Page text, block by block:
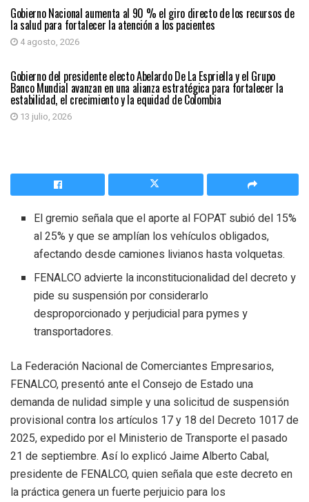
Gobierno Nacional aumenta al 90 % el giro directo de los recursos de
la salud para fortalecer la atención a los pacientes
4 agosto, 2026
PAÍS
Gobierno del presidente electo Abelardo De La Espriella y el Grupo
Banco Mundial avanzan en una alianza estratégica para fortalecer la
estabilidad, el crecimiento y la equidad de Colombia
13 julio, 2026
El gremio señala que el aporte al FOPAT subió del 15%
al 25% y que se amplían los vehículos obligados,
afectando desde camiones livianos hasta volquetas.
FENALCO advierte la inconstitucionalidad del decreto y
pide su suspensión por considerarlo
desproporcionado y perjudicial para pymes y
transportadores.
La Federación Nacional de Comerciantes Empresarios,
FENALCO, presentó ante el Consejo de Estado una
demanda de nulidad simple y una solicitud de suspensión
provisional contra los artículos 17 y 18 del Decreto 1017 de
2025, expedido por el Ministerio de Transporte el pasado
21 de septiembre. Así lo explicó Jaime Alberto Cabal,
presidente de FENALCO, quien señala que este decreto en
la práctica genera un fuerte perjuicio para los